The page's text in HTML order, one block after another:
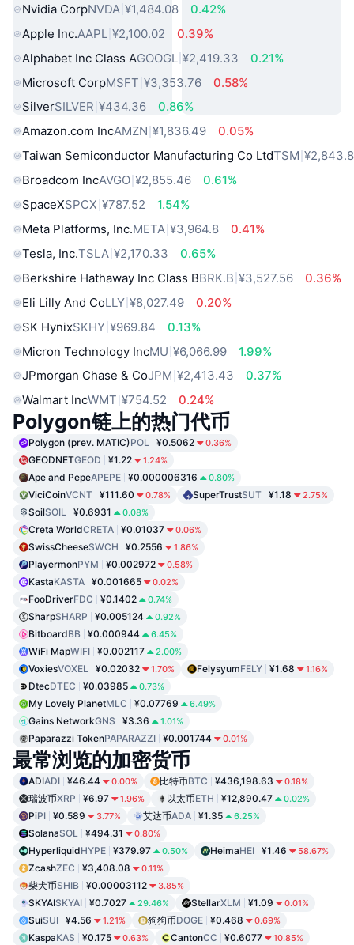
Nvidia CorpNVDA ¥1,484.08
0.42%
Apple Inc.AAPL ¥2,100.02
0.39%
Alphabet Inc Class AGOOGL ¥2,419.33
0.21%
Microsoft CorpMSFT ¥3,353.76
0.58%
SilverSILVER ¥434.36
0.86%
Amazon.com IncAMZN ¥1,836.49
0.05%
Taiwan Semiconductor Manufacturing Co LtdTSM
Broadcom IncAVGO ¥2,855.46
0.61%
SpaceXSPCX ¥787.52
1.54%
Meta Platforms, Inc.META ¥3,964.8
0.41%
Tesla, Inc.TSLA ¥2,170.33
0.65%
Berkshire Hathaway Inc Class BBRK.B ¥3,527.56
0.36%
Eli Lilly And CoLLY ¥8,027.49
0.20%
SK HynixSKHY ¥969.84
0.13%
Micron Technology IncMU ¥6,066.99
1.99%
JPmorgan Chase & CoJPM ¥2,413.43
0.37%
Walmart IncWMT ¥754.52 0.24%
Polygon链上的热门代币
Polygon (prev. MATIC)POL ¥0.5062 0.36%
GEODNETGEOD ¥1.22 1.24%
Ape and PepeAPEPE ¥0.000006316 0.80%
ViciCoinVCNT ¥111.60 0.78% SuperTrustSUT ¥1.18 2.75%
SoilSOIL ¥0.6931 0.08%
Creta WorldCRETA ¥0.01037 0.06%
SwissCheeseSWCH ¥0.2556 1.86%
PlayermonPYM ¥0.002972 0.58%
KastaKASTA ¥0.001665 0.02%
FooDriverFDC ¥0.1402 0.74%
SharpSHARP ¥0.005124 0.92%
BitboardBB ¥0.000944 6.45%
WiFi MapWIFI ¥0.002117 2.00%
VoxiesVOXEL ¥0.02032 1.70% FelysyumFELY ¥1.68 1.16%
DtecDTEC ¥0.03985 0.73%
My Lovely PlanetMLC ¥0.07769 6.49%
Gains NetworkGNS ¥3.36 1.01%
Paparazzi TokenPAPARAZZI ¥0.001744 0.01%
最常浏览的加密货币
ADIADI ¥46.44 0.00% 比特币BTC ¥436,198.63 0.18%
瑞波币XRP ¥6.97 1.96% 以太币ETH ¥12,890.47 0.02%
PiPI ¥0.589 3.77% 艾达币ADA ¥1.35 6.25%
SolanaSOL ¥494.31 0.80%
HyperliquidHYPE ¥379.97 0.50% HeimaHEI ¥1.46 58.67%
ZcashZEC ¥3,408.08 0.11%
柴犬币SHIB ¥0.00003112 3.85%
SKYAISKYAI ¥0.7027 29.46% StellarXLM ¥1.09 0.01%
SuiSUI ¥4.56 1.21% 狗狗币DOGE ¥0.468 0.69%
KaspaKAS ¥0.175 0.63% CantonCC ¥0.6077 10.85%